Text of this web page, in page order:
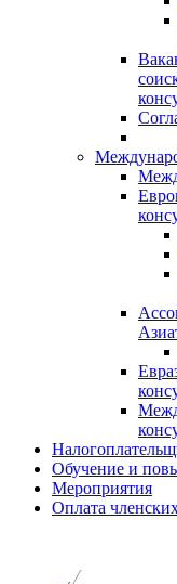
Обучение и
Мероприятия
Оплата